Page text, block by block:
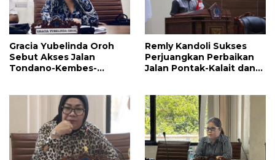
Gracia Yubelinda Oroh
Sebut Akses Jalan
Tondano-Kembes-
Remly Kandoli Sukses
Perjuangkan Perbaikan
Jalan Pontak-Kalait dan